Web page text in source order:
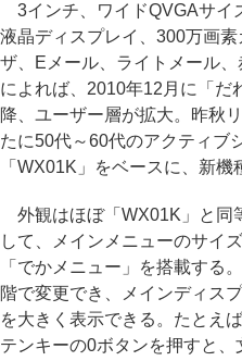
3インチ、ワイドQVGAサイ
液晶ディスプレイ、300万画
ザ、Eメール、ライトメール
によれば、2010年12月に「だ
降、ユーザー層が拡大。昨秋
たに50代～60代のアクティブ
「WX01K」をベースに、新機
外観はほぼ「WX01K」と同
して、メインメニューのサイ
「でかメニュー」を搭載する
階で変更でき、メインディス
を大きく表示できる。たとえ
テンキーの0ボタンを押すと